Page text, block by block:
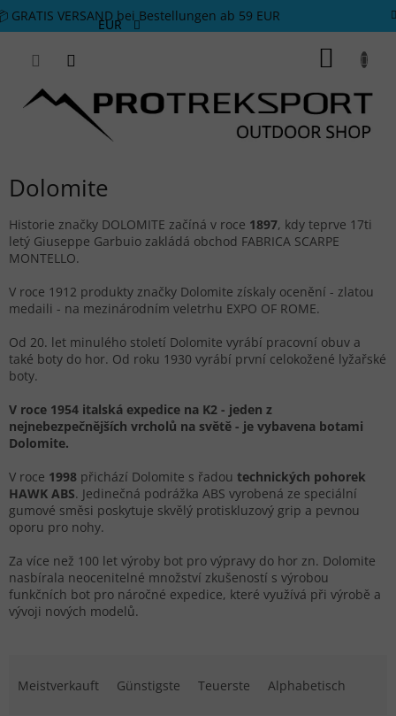
Zum Inhalt springen
GRATIS VERSAND bei Bestellungen ab 59 EUR
EUR
Dolomite
Historie značky DOLOMITE začíná v roce 1897, kdy teprve 17ti
letý Giuseppe Garbuio zakládá obchod FABRICA SCARPE
MONTELLO.
V roce 1912 produkty značky Dolomite získaly ocenění - zlatou
medaili - na mezinárodním veletrhu EXPO OF ROME.
Od 20. let minulého století Dolomite vyrábí pracovní obuv a
také boty do hor. Od roku 1930 vyrábí první celokožené lyžařské
boty.
V roce 1954 italská expedice na K2 - jeden z
nejnebezpečnějších vrcholů na světě - je vybavena botami
Dolomite.
V roce 1998 přichází Dolomite s řadou technických pohorek
HAWK ABS. Jedinečná podrážka ABS vyrobená ze speciální
gumové směsi poskytuje skvělý protiskluzový grip a pevnou
oporu pro nohy.
Za více než 100 let výroby bot pro výpravy do hor zn. Dolomite
nasbírala neocenitelné množství zkušeností s výrobou
funkčních bot pro náročné expedice, které využívá při výrobě a
vývoji nových modelů.
Meistverkauft Günstigste Teuerste Alphabetisch